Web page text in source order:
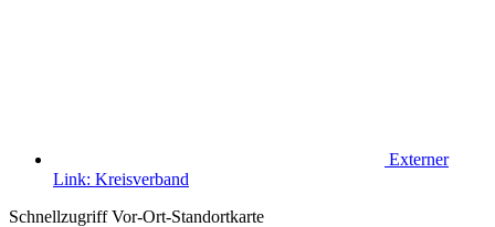
Externer
Link: Kreisverband
Schnellzugriff Vor-Ort-Standortkarte